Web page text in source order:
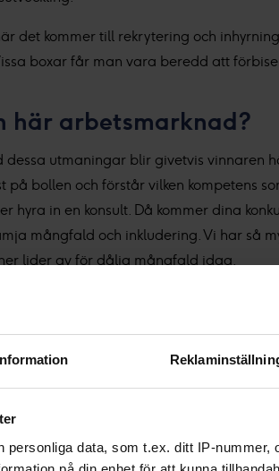
personliga data, som t.ex. ditt IP-nummer,
det kommer till rekrytering och
boxar får man vara beredd att
här arbetsmarknad?
utmaningar blir givetvis vinnaren
bollen och förstår vilken kompetens
hyra in en konsult. Då kommer dina
mångfald och inkludering. Vi har så
lider av för dålig mångfald idag.